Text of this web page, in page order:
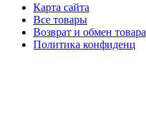
Карта сайта
Все товары
Возврат и обмен товара
Политика конфиденц